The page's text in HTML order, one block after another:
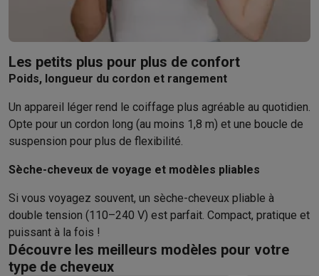
Les petits plus pour plus de confort
Poids, longueur du cordon et rangement
Un appareil léger rend le coiffage plus agréable au quotidien.
Opte pour un cordon long (au moins 1,8 m) et une boucle de
suspension pour plus de flexibilité.
Sèche-cheveux de voyage et modèles pliables
Si vous voyagez souvent, un sèche-cheveux pliable à
double tension (110–240 V) est parfait. Compact, pratique et
puissant à la fois !
Découvre les meilleurs modèles pour votre
type de cheveux